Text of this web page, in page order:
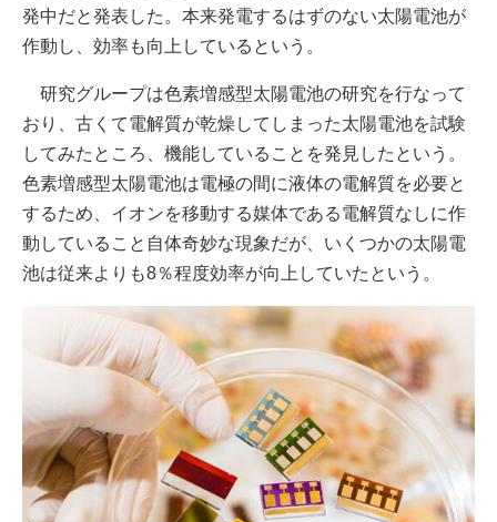
発中だと発表した。本来発電するはずのない太陽電池が
作動し、効率も向上しているという。
研究グループは色素増感型太陽電池の研究を行なって
おり、古くて電解質が乾燥してしまった太陽電池を試験
してみたところ、機能していることを発見したという。
色素増感型太陽電池は電極の間に液体の電解質を必要と
するため、イオンを移動する媒体である電解質なしに作
動していること自体奇妙な現象だが、いくつかの太陽電
池は従来よりも8％程度効率が向上していたという。